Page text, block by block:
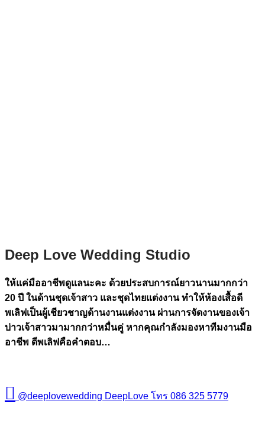
Deep Love Wedding Studio
ให้แค่มืออาชีพดูแลนะคะ ด้วยประสบการณ์ยาวนานมากกว่า
20 ปี ในด้านชุดเจ้าสาว และชุดไทยแต่งงาน ทำให้ห้องเสื้อดี
พเลิฟเป็นผู้เชียวชาญด้านงานแต่งงาน ผ่านการจัดงานของเจ้า
บ่าวเจ้าสาวมามากกว่าหมื่นคู่ หากคุณกำลังมองหาทีมงานมือ
อาชีพ ดีพเลิฟคือคำตอบ…
@deeplovewedding DeepLove โทร 086 325 5779